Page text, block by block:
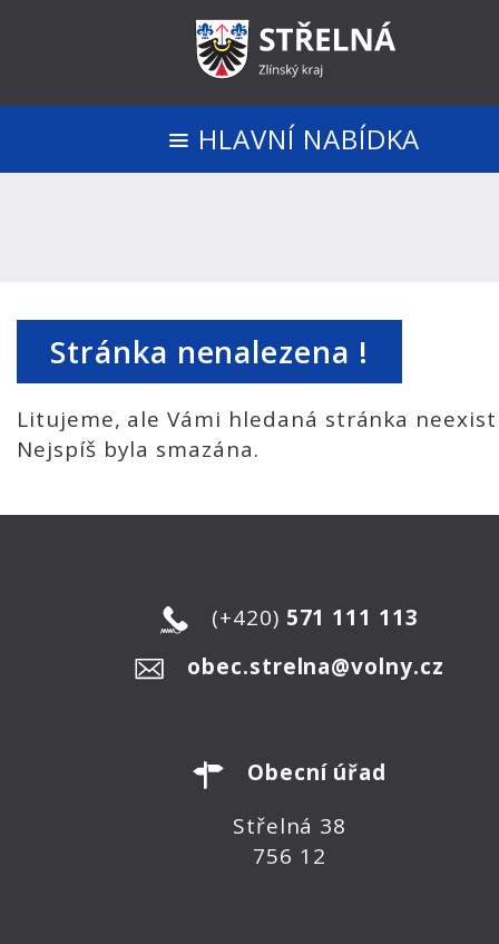
HLAVNÍ NABÍDKA
Stránka nenalezena !
Litujeme, ale Vámi hledaná stránka
Nejspíš byla smazána.
(+420) 571 111 113
obec.strelna@volny.cz
Obecní úřad
Střelná 38
756 12